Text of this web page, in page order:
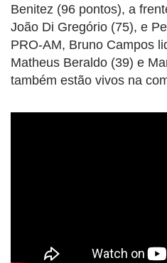
Benitez (96 pontos), a
João Di Gregório (75), e
PRO-AM, Bruno Campos
Matheus Beraldo (39) e
também estão vivos na